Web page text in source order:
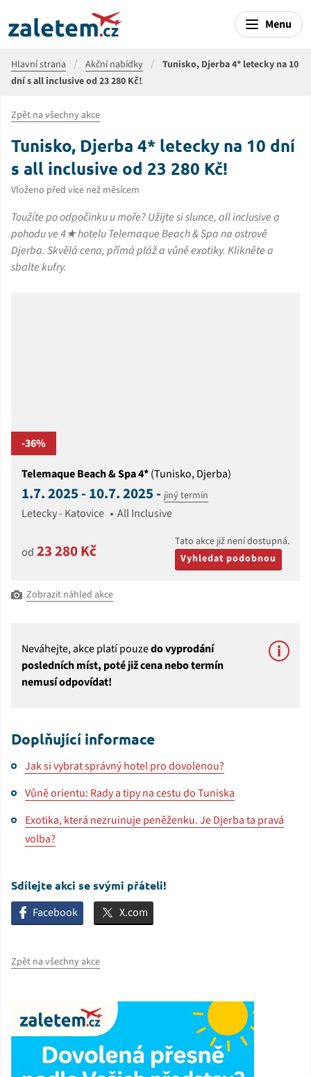
Menu
Hlavní strana Akční nabídky
Tunisko, Djerba 4* letecky na 10
dní s all inclusive od 23 280 Kč!
Zpět na všechny akce
Tunisko, Djerba 4* letecky na 10 dní
s all inclusive od 23 280 Kč!
Vloženo před více než měsícem
Toužíte po odpočinku u moře? Užijte si slunce, all inclusive a
pohodu ve 4★ hotelu Telemaque Beach & Spa na ostrově
Djerba. Skvělá cena, přímá pláž a vůně exotiky. Klikněte a
sbalte kufry.
-36%
Telemaque Beach & Spa 4*(Tunisko, Djerba)
1.7. 2025 - 10.7. 2025 - jiný termín
Letecky - Katovice All Inclusive
od 23 280 Kč
Tato akce již není dostupná.
Vyhledat podobnou
Zobrazit náhled akce
Neváhejte, akce platí pouzedo vyprodání
posledních míst, poté již cena nebo termín
nemusí odpovídat!
Doplňující informace
Jak si vybrat správný hotel pro dovolenou?
Vůně orientu: Rady a tipy na cestu do Tuniska
Exotika, která nezruinuje peněženku. Je Djerba ta pravá
volba?
Sdílejte akci se svými přáteli!
Facebook X.com
Zpět na všechny akce